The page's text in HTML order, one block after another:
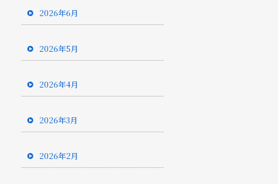
2026年6月
2026年5月
2026年4月
2026年3月
2026年2月